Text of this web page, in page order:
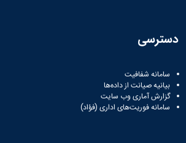
دسترسی
سامانه شفافیت
بیانیه صیانت از داده‌ها
گزارش آماری وب‌ سایت
سامانه فوریت‌های اداری (فؤاد)